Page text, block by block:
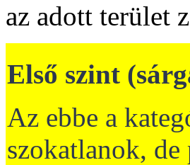
az adott terület
Első szint
Az ebbe a
szokatlanok,